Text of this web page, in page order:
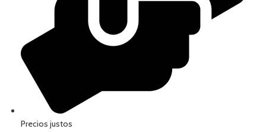
Precios justos